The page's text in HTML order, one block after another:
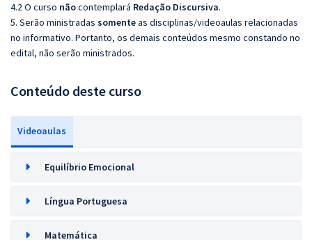
4.2 O curso nãocontemplará Redação Discursiva.
5. Serão ministradas somenteas disciplinas/videoaulas relacionadas
no informativo. Portanto, os demais conteúdos mesmo constando no
edital, não serão ministrados.
Conteúdo deste curso
Videoaulas
Equilíbrio Emocional
Língua Portuguesa
Matemática